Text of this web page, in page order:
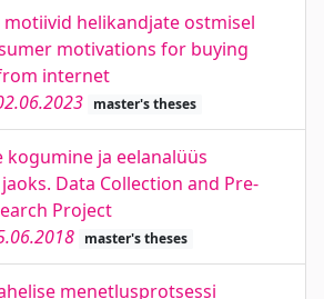
motiivid helikandjate ostmisel
motivations for buying
internet
master's theses
kogumine ja eelanalüüs
Data Collection and Pre-
Project
master's theses
menetlusprotsessi